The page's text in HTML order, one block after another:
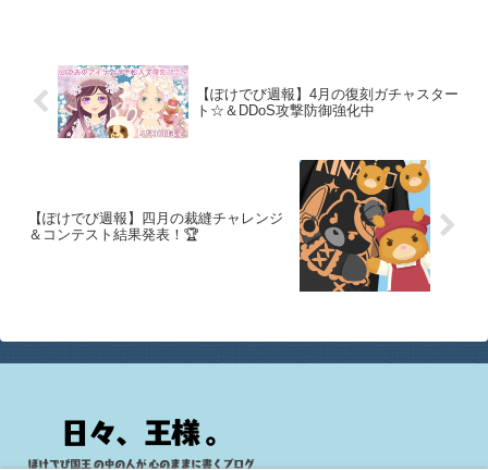
【ぽけでび週報】4月の復刻ガチャスター
ト☆＆DDoS攻撃防御強化中
【ぽけでび週報】四月の裁縫チャレンジ
＆コンテスト結果発表！🏆